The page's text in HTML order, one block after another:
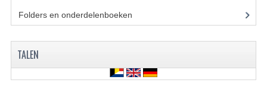
BUITENBANDEN 19"
BEPLATING
Folders en onderdelenboeken
TALEN